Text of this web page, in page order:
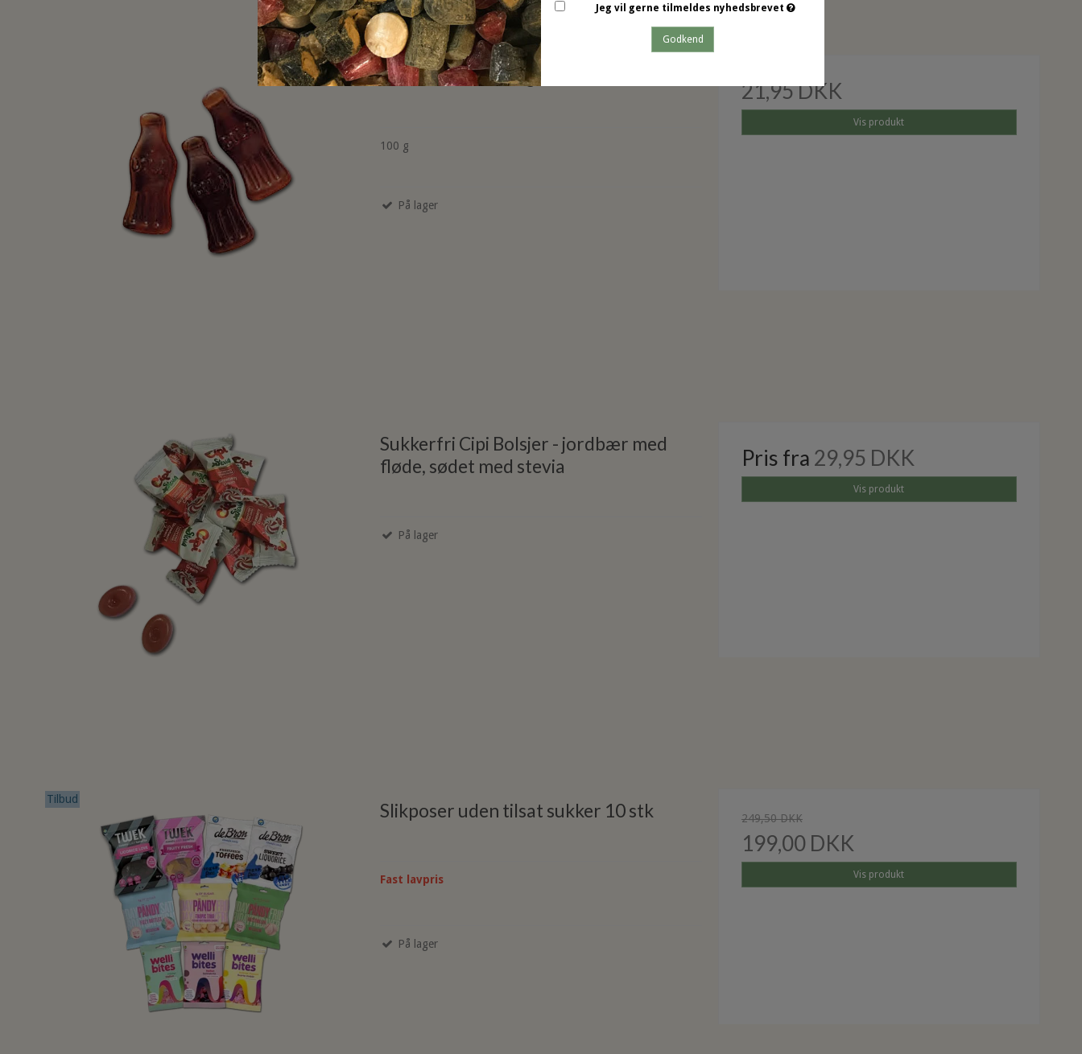
Sukkerfri Cola Vingummi
100 g
På lager
21,95 DKK
Vis produkt
Sukkerfri Cipi Bolsjer - jordbær med
fløde, sødet med stevia
På lager
Pris fra 29,95 DKK
Vis produkt
Tilbud
Slikposer uden tilsat sukker 10 stk
Fast lavpris
På lager
249,50 DKK
199,00 DKK
Vis produkt
Jeg vil gerne tilmeldes nyhedsbrevet
Godkend